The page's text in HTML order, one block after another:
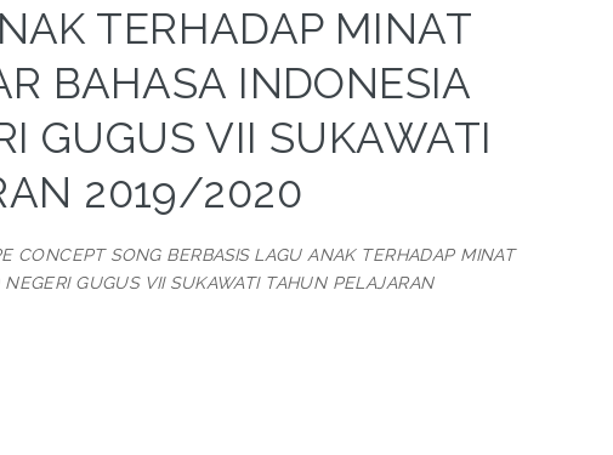
TERHADAP MINAT
BAHASA INDONESIA
GUGUS VII SUKAWATI
2019/2020
CONCEPT SONG BERBASIS LAGU ANAK TERHADAP MINAT
GUGUS VII SUKAWATI TAHUN PELAJARAN